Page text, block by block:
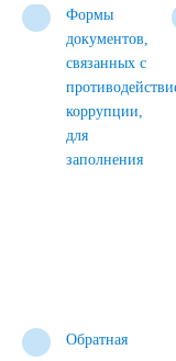
Формы
документов,
связанных с
коррупции,
для
заполнения
Обратная